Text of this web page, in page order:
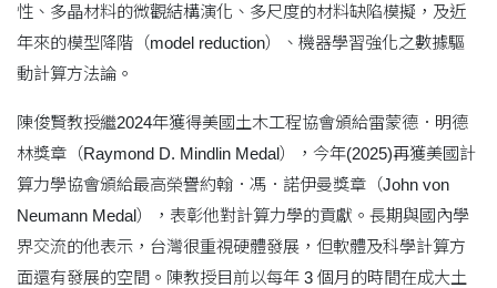
性、多晶材料的微觀結構演化、多尺度的材料缺陷模擬，及近
年來的模型降階（model reduction）、機器學習強化之數據驅
動計算方法論。
陳俊賢教授繼2024年獲得美國土木工程協會頒給雷蒙德．明德
林獎章（Raymond D. Mindlin Medal），今年(2025)再獲美國計
算力學協會頒給最高榮譽約翰．馮．諾伊曼獎章（John von
Neumann Medal），表彰他對計算力學的貢獻。長期與國內學
界交流的他表示，台灣很重視硬體發展，但軟體及科學計算方
面還有發展的空間。陳教授目前以每年 3 個月的時間在成大土